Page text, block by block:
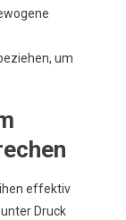
um
effektiv
Druck